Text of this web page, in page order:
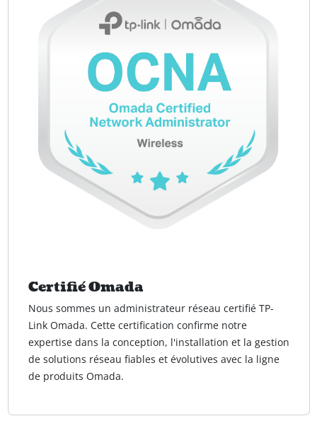
Certifié Omada
Nous sommes un administrateur réseau certifié TP-
Link Omada. Cette certification confirme notre
expertise dans la conception, l'installation et la gestion
de solutions réseau fiables et évolutives avec la ligne
de produits Omada.